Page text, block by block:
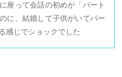
座って会話の初めが「パート
に、結婚して子供がいてパー
感じでショックでした